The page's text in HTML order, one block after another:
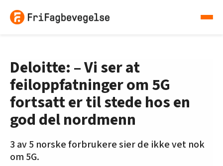
Deloitte: – Vi ser at
feiloppfatninger om 5G
fortsatt er til stede hos en
god del nordmenn
3 av 5 norske forbrukere sier de ikke vet nok
om 5G.